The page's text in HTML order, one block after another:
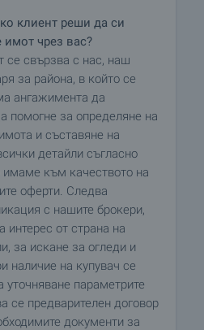
клиент реши да си
имот чрез вас?
се свързва с нас, наш
за района, в който се
ангажимента да
помогне за определяне на
и съставяне на
детайли съгласно
имаме към качеството на
оферти. Следва
с нашите брокери,
интерес от страна на
за искане за огледи и
наличие на купувач се
уточняване параметрите
се предварителен договор
документи за